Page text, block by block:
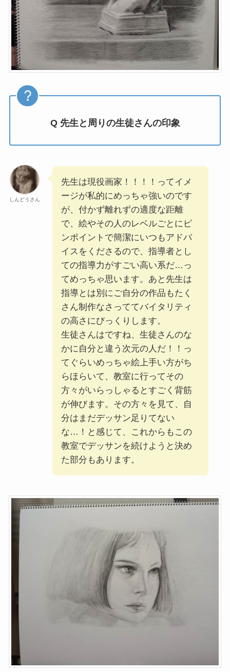
Q 先生と周りの生徒さんの印象
しんどうさん
先生は現役画家！！！！ってイメ
ージが私的にめっちゃ強いのです
が、付かず離れずの適度な距離
で、絵やその人のレベルごとにピ
ンポイントで簡潔にいつもアドバ
イスをくださるので、指導者とし
ての指導力がすごい高い系だ…っ
てめっちゃ思います。あと先生は
指導とは別にご自分の作品もたく
さん制作なさっててバイタリティ
の高さにびっくりします。
生徒さんはですね、生徒さんのな
かに自分と違う次元の人だ！！っ
てぐらいめっちゃ絵上手い方がち
らほらいて、教室に行ってその
方々がいらっしゃるとすごく背筋
が伸びます。その方々を見て、自
分はまだデッサン足りてない
な…！と感じて、これからもこの
教室でデッサンを続けようと決め
た部分もあります。